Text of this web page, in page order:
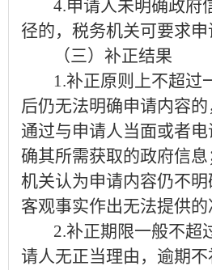
4.申请人未明确政府
径的，税务机关可要求申
（三）补正结果
1.补正原则上不超过
后仍无法明确申请内容
通过与申请人当面或者
确其所需获取的政府信
机关认为申请内容仍不
客观事实作出无法提供的
2.补正期限一般不超
请人无正当理由，逾期